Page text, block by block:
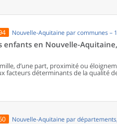
Nouvelle-Aquitaine par communes –
enfants en Nouvelle-
d’une part, proximité ou
facteurs déterminants de la qualité
dans des territoires peu denses,
des familles aux niveaux de vie peu
dans les métropoles,
Nouvelle-Aquitaine par